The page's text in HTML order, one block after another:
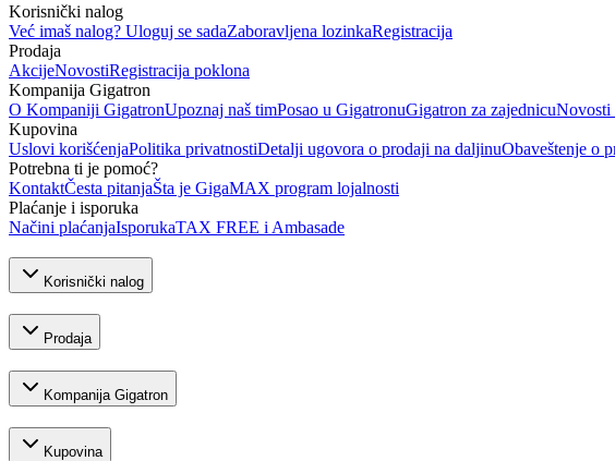
Korisnički nalog
Već imaš nalog? Uloguj se sadaZaboravljena lozinkaRegistracija
Prodaja
AkcijeNovostiRegistracija poklona
Kompanija Gigatron
O Kompaniji GigatronUpoznaj naš timPosao u GigatronuGigatron za zajednicuNovosti
Kupovina
Uslovi korišćenjaPolitika privatnostiDetalji ugovora o prodaji na daljinuObaveštenje o
Potrebna ti je pomoć?
KontaktČesta pitanjaŠta je GigaMAX program lojalnosti
Plaćanje i isporuka
Načini plaćanjaIsporukaTAX FREE i Ambasade
Korisnički nalog
Prodaja
Kompanija Gigatron
Kupovina